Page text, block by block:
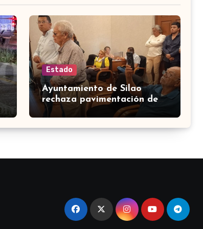
Estado
Ayuntamiento de Silao
rechaza pavimentación de
Santa Clara de Marines